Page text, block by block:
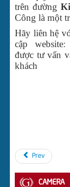
trên đường
Công là một
Hãy liên hệ
cập
được tư vấn
khách
Prev
CAMERA